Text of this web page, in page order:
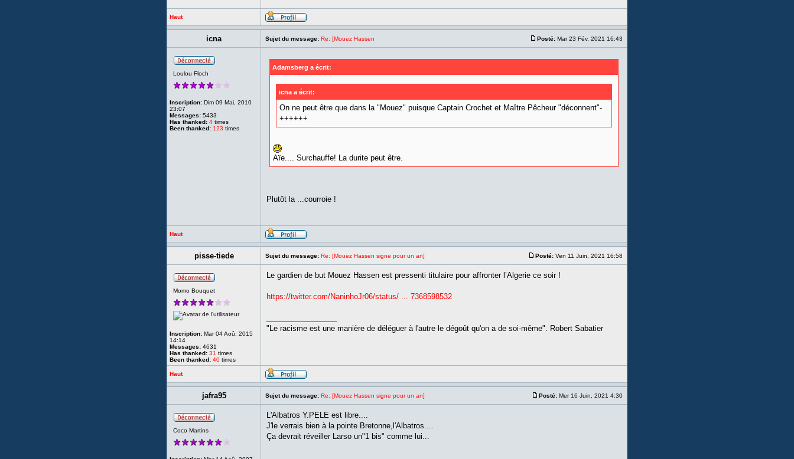
Haut
icna Sujet du message: Re: [Mouez Hassen Posté: Mar 23 Fév, 2021 16:43
Loulou Floch
Inscription: Dim 09 Mai, 2010
23:07
Messages: 5433
Has thanked: 4 times
Been thanked: 123 times
Adamsberg a écrit:
icna a écrit:
On ne peut être que dans la "Mouez" puisque Captain Crochet et Maître Pêcheur "déconnent"-
++++++
Aïe.... Surchauffe! La durite peut être.
Plutôt la ...courroie !
Haut
pisse-tiede Sujet du message: Re: [Mouez Hassen signe pour un an] Posté: Ven 11 Juin, 2021 16:58
Momo Bouquet
Inscription: Mar 04 Aoû, 2015
14:14
Messages: 4631
Has thanked: 31 times
Been thanked: 40 times
Le gardien de but Mouez Hassen est pressenti titulaire pour affronter l’Algerie ce soir !
https://twitter.com/NaninhoJr06/status/ ... 7368598532
"Le racisme est une manière de déléguer à l'autre le dégoût qu'on a de soi-même". Robert Sabatier
Haut
jafra95 Sujet du message: Re: [Mouez Hassen signe pour un an] Posté: Mer 16 Juin, 2021 4:30
Coco Martins
L'Albatros Y.PELE est libre....
J'le verrais bien à la pointe Bretonne,l'Albatros....
Ça devrait réveiller Larso un"1 bis" comme lui...